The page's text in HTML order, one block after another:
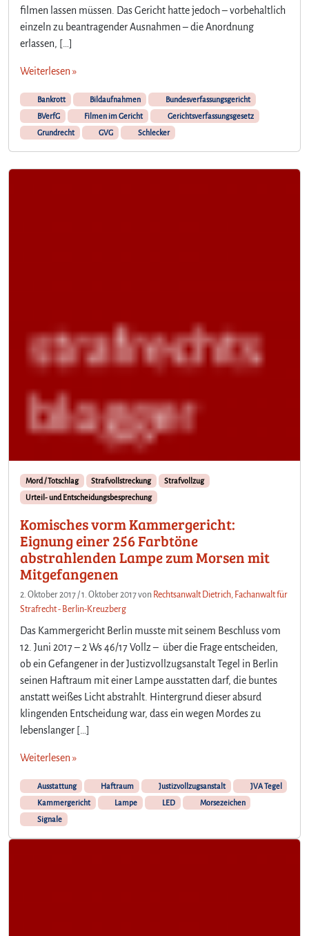
filmen lassen müssen. Das Gericht hatte jedoch – vorbehaltlich
einzeln zu beantragender Ausnahmen – die Anordnung
erlassen, […]
Weiterlesen »
Bankrott Bildaufnahmen
Bundesverfassungsgericht
BVerfG
Filmen im Gericht
Gerichtsverfassungsgesetz
Grundrecht
GVG Schlecker
Mord / Totschlag Strafvollstreckung
Strafvollzug
Urteil- und Entscheidungsbesprechung
Komisches vorm Kammergericht:
Eignung einer 256 Farbtöne
abstrahlenden Lampe zum Morsen mit
Mitgefangenen
2. Oktober 2017 /1. Oktober 2017von Rechtsanwalt Dietrich, Fachanwalt für
Strafrecht - Berlin-Kreuzberg
Das Kammergericht Berlin musste mit seinem Beschluss vom
12. Juni 2017 – 2 Ws 46/17 Vollz – über die Frage entscheiden,
ob ein Gefangener in der Justizvollzugsanstalt Tegel in Berlin
seinen Haftraum mit einer Lampe ausstatten darf, die buntes
anstatt weißes Licht abstrahlt. Hintergrund dieser absurd
klingenden Entscheidung war, dass ein wegen Mordes zu
lebenslanger […]
Weiterlesen »
Ausstattung Haftraum Justizvollzugsanstalt
JVA Tegel
Kammergericht
Lampe LED
Morsezeichen
Signale